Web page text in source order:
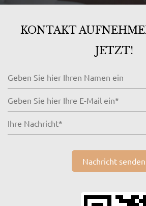
KONTAKT
JETZT!
Nachricht senden